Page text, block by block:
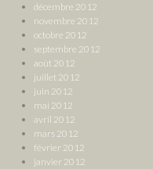
décembre 2012
novembre 2012
octobre 2012
septembre 2012
août 2012
juillet 2012
juin 2012
mai 2012
avril 2012
mars 2012
février 2012
janvier 2012